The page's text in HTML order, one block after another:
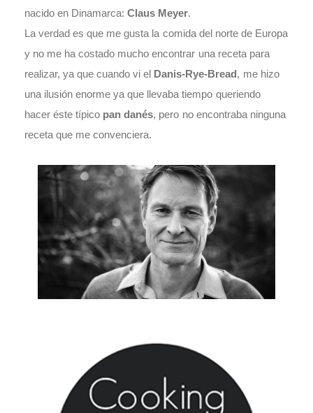
nacido en Dinamarca: Claus Meyer.
La verdad es que me gusta la comida del norte de Europa
y no me ha costado mucho encontrar una receta para
realizar, ya que cuando vi el Danis-Rye-Bread, me hizo
una ilusión enorme ya que llevaba tiempo queriendo
hacer éste típico pan danés, pero no encontraba ninguna
receta que me convenciera.